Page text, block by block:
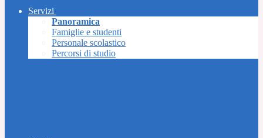
Servizi
Panoramica
Famiglie e studenti
Personale scolastico
Percorsi di studio